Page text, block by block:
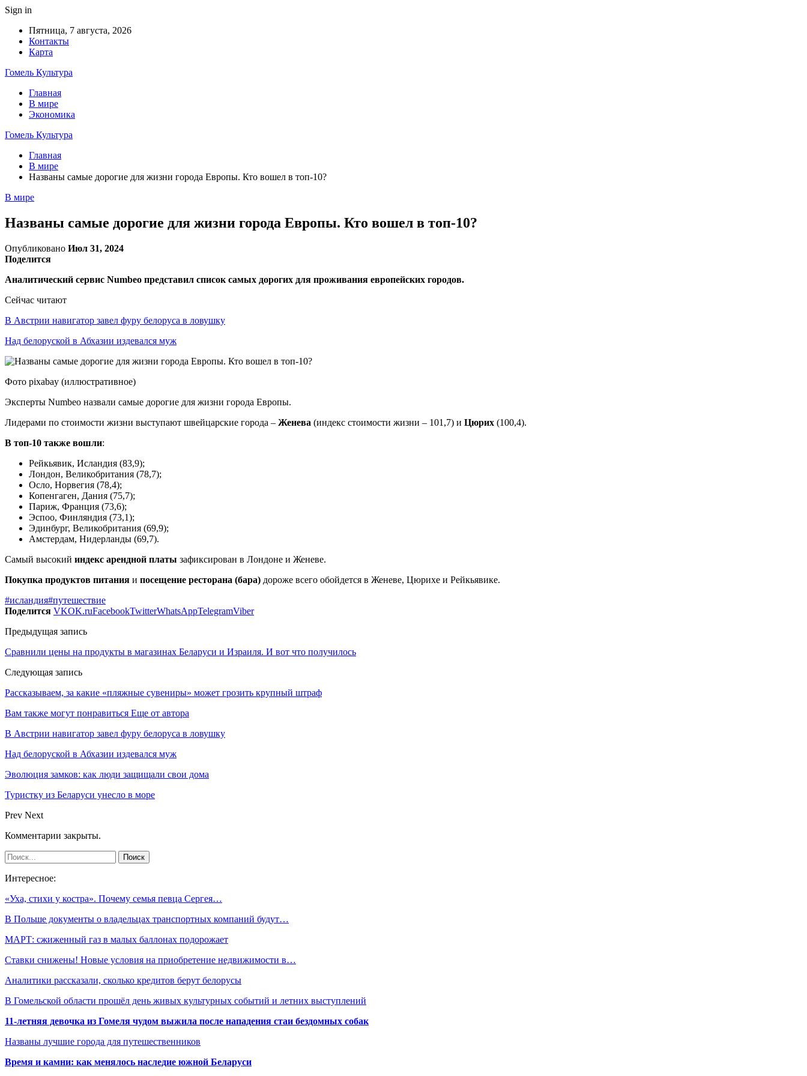
Sign in
Пятница, 7 августа, 2026
Контакты
Карта
Гомель Культура
Главная
В мире
Экономика
Гомель Культура
Главная
В мире
Названы самые дорогие для жизни города Европы. Кто вошел в топ-10?
В мире
Названы самые дорогие для жизни города Европы. Кто вошел в топ-10?
Опубликовано Июл 31, 2024
Поделится
Аналитический сервис Numbeo представил список самых дорогих для проживания европейских городов.
Сейчас читают
В Австрии навигатор завел фуру белоруса в ловушку
Над белоруской в Абхазии издевался муж
Фото pixabay (иллюстративное)
Эксперты Numbeo назвали самые дорогие для жизни города Европы.
Лидерами по стоимости жизни выступают швейцарские города – Женева (индекс стоимости жизни – 101,7) и Цюрих (100,4).
В топ-10 также вошли:
Рейкьявик, Исландия (83,9);
Лондон, Великобритания (78,7);
Осло, Норвегия (78,4);
Копенгаген, Дания (75,7);
Париж, Франция (73,6);
Эспоо, Финляндия (73,1);
Эдинбург, Великобритания (69,9);
Амстердам, Нидерланды (69,7).
Самый высокий индекс арендной платы зафиксирован в Лондоне и Женеве.
Покупка продуктов питания и посещение ресторана (бара) дороже всего обойдется в Женеве, Цюрихе и Рейкьявике.
#исландия#путешествие
Поделится VKOK.ruFacebookTwitterWhatsAppTelegramViber
Предыдущая запись
Сравнили цены на продукты в магазинах Беларуси и Израиля. И вот что получилось
Следующая запись
Рассказываем, за какие «пляжные сувениры» может грозить крупный штраф
Вам также могут понравиться Еще от автора
В Австрии навигатор завел фуру белоруса в ловушку
Над белоруской в Абхазии издевался муж
Эволюция замков: как люди защищали свои дома
Туристку из Беларуси унесло в море
Prev Next
Комментарии закрыты.
Интересное:
«Уха, стихи у костра». Почему семья певца Сергея…
В Польше документы о владельцах транспортных компаний будут…
МАРТ: сжиженный газ в малых баллонах подорожает
Ставки снижены! Новые условия на приобретение недвижимости в…
Аналитики рассказали, сколько кредитов берут белорусы
В Гомельской области прошёл день живых культурных событий и летних выступлений
11-летняя девочка из Гомеля чудом выжила после нападения стаи бездомных собак
Названы лучшие города для путешественников
Время и камни: как менялось наследие южной Беларуси